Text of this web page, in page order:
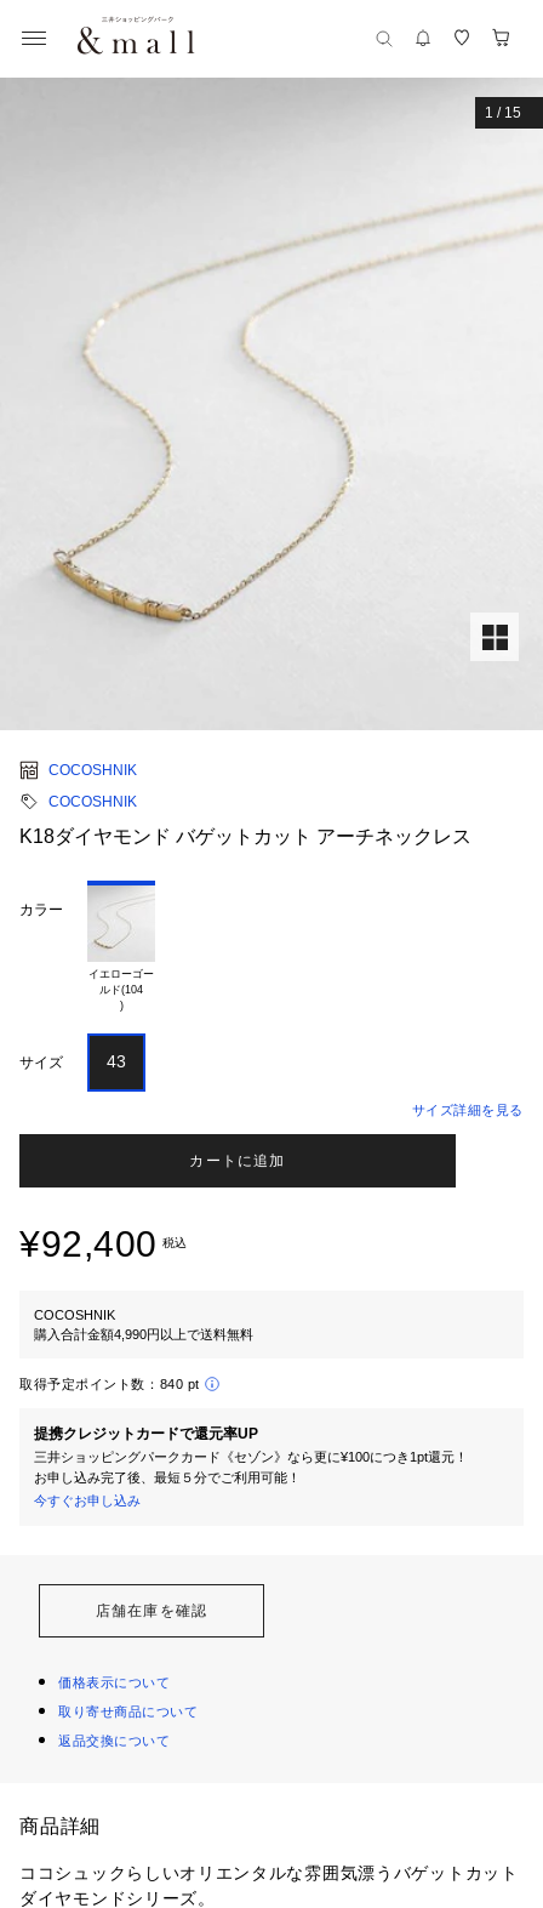
1 / 15
COCOSHNIK
COCOSHNIK
K18ダイヤモンド バゲットカット アーチネックレス
カラー
イエローゴー
ルド(104
)
サイズ 43
サイズ詳細を見る
カートに追加
¥92,400 税込
COCOSHNIK
購入合計金額4,990円以上で送料無料
取得予定ポイント数： 840 pt
提携クレジットカードで還元率UP
三井ショッピングパークカード《セゾン》なら更に¥100につき1pt還元！
お申し込み完了後、最短５分でご利用可能！
今すぐお申し込み
店舗在庫を確認
価格表示について
取り寄せ商品について
返品交換について
商品詳細
ココシュックらしいオリエンタルな雰囲気漂うバゲットカット
ダイヤモンドシリーズ。